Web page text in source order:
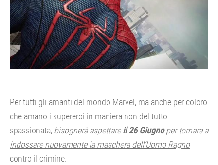
Per tutti gli amanti del mondo Marvel, ma anche per coloro
che amano i supereroi in maniera non del tutto
spassionata, bisognerà aspettareil 26 Giugnoper tornare a
indossare nuovamente la maschera dell’Uomo Ragno
contro il crimine.